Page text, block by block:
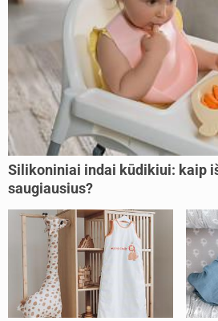
Silikoniniai indai kūdikiui: kaip
saugiausius?